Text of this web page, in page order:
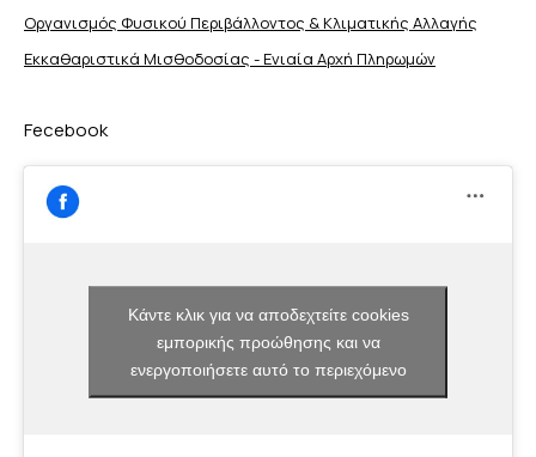
Οργανισμός Φυσικού Περιβάλλοντος & Κλιματικής Aλλαγής
Εκκαθαριστικά Μισθοδοσίας - Ενιαία Αρχή Πληρωμών
Fecebook
Κάντε κλικ για να αποδεχτείτε cookies
εμπορικής προώθησης και να
ενεργοποιήσετε αυτό το περιεχόμενο